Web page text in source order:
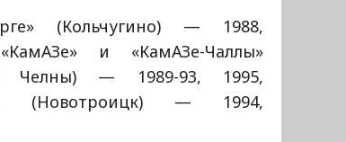
(Кольчугино) — 1988,
и «КамАЗе-Чаллы»
Челны) — 1989-93, 1995,
(Новотроицк) — 1994,